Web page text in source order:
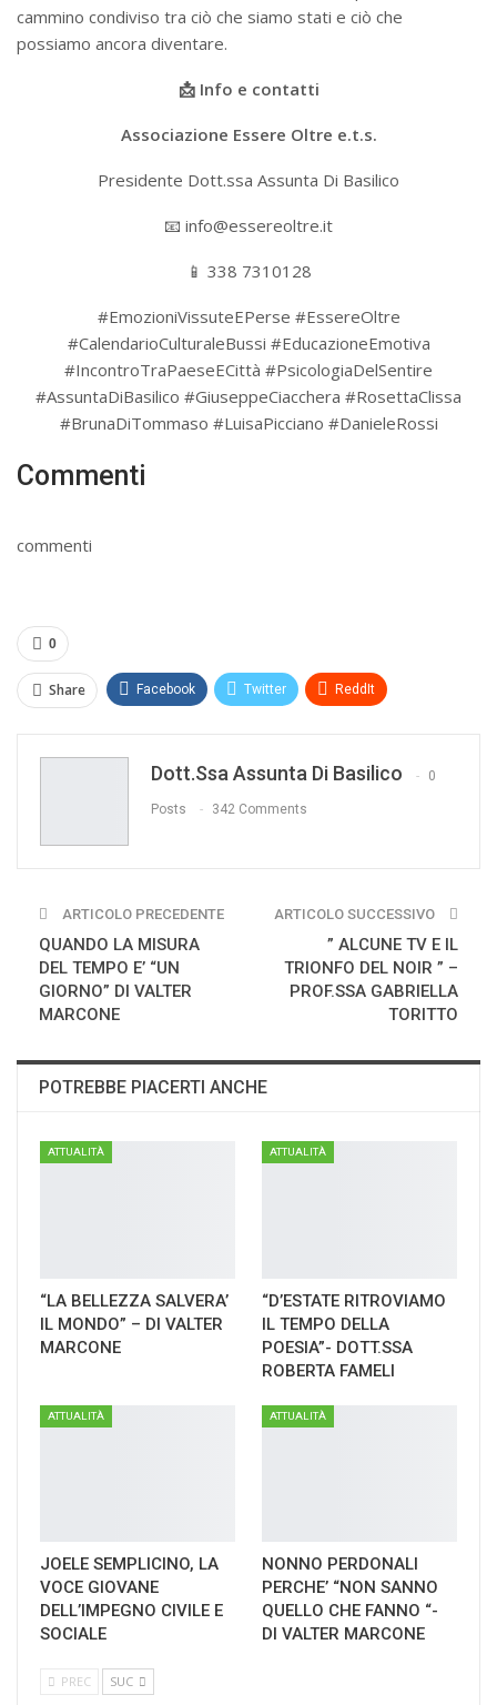
cammino condiviso tra ciò che siamo stati e ciò che
possiamo ancora diventare.
📩 Info e contatti
Associazione Essere Oltre e.t.s.
Presidente Dott.ssa Assunta Di Basilico
📧 info@essereoltre.it
📱 338 7310128
#EmozioniVissuteEPerse #EssereOltre
#CalendarioCulturaleBussi #EducazioneEmotiva
#IncontroTraPaeseECittà #PsicologiaDelSentire
#AssuntaDiBasilico #GiuseppeCiacchera #RosettaClissa
#BrunaDiTommaso #LuisaPicciano #DanieleRossi
Commenti
commenti
0
Share Facebook Twitter ReddIt
Dott.ssa Assunta Di Basilico 0
Posts 342 Comments
ARTICOLO PRECEDENTE
QUANDO LA MISURA
DEL TEMPO E’ “UN
GIORNO” DI VALTER
MARCONE
ARTICOLO SUCCESSIVO
” ALCUNE TV E IL
TRIONFO DEL NOIR ” –
PROF.SSA GABRIELLA
TORITTO
POTREBBE PIACERTI ANCHE
ATTUALITÀ
“LA BELLEZZA SALVERA’
IL MONDO” – DI VALTER
MARCONE
ATTUALITÀ
“D’ESTATE RITROVIAMO
IL TEMPO DELLA
POESIA”- DOTT.SSA
ROBERTA FAMELI
ATTUALITÀ
JOELE SEMPLICINO, LA
VOCE GIOVANE
DELL’IMPEGNO CIVILE E
SOCIALE
ATTUALITÀ
NONNO PERDONALI
PERCHE’ “NON SANNO
QUELLO CHE FANNO “-
DI VALTER MARCONE
PREC SUC